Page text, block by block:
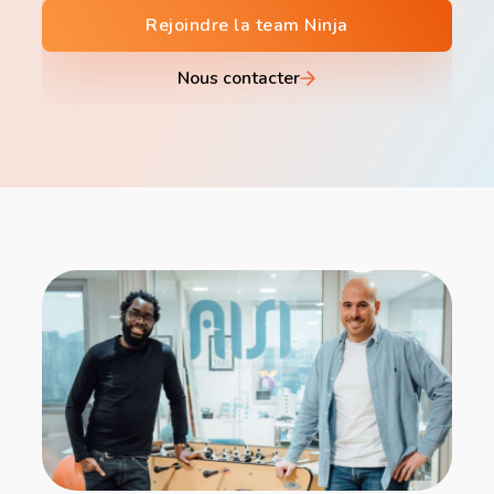
Rejoindre la team Ninja
Nous contacter